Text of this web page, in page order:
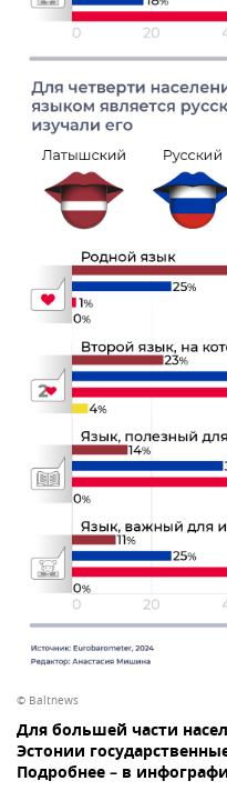
© Baltnews
Для большей части
Эстонии
Подробнее – в